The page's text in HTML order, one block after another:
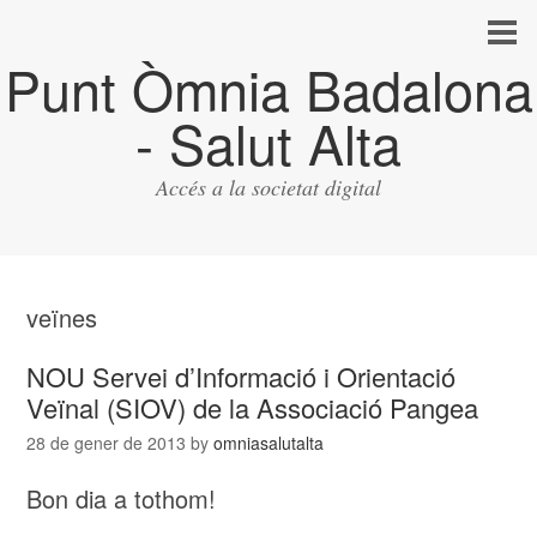
Punt Òmnia Badalona
- Salut Alta
Accés a la societat digital
veïnes
NOU Servei d’Informació i Orientació
Veïnal (SIOV) de la Associació Pangea
28 de gener de 2013 byomniasalutalta
Bon dia a tothom!